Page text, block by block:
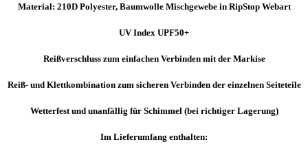
Material: 210D Polyester, Baumwolle Mischgewebe in RipStop Webart
UV Index UPF50+
Reißverschluss zum einfachen Verbinden mit der Markise
Reiß- und Klettkombination zum sicheren Verbinden der einzelnen Seiteteile
Wetterfest und unanfällig für Schimmel (bei richtiger Lagerung)
Im Lieferumfang enthalten: